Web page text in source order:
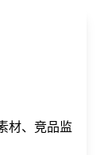
材、竞品监